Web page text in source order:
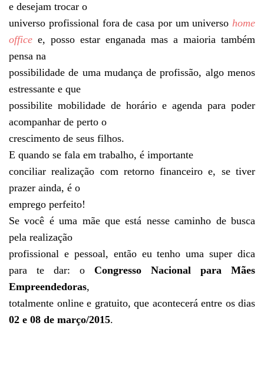
e desejam trocar o
universo profissional fora de casa por um universo home
office e, posso estar enganada mas a maioria também
pensa na
possibilidade de uma mudança de profissão, algo menos
estressante e que
possibilite mobilidade de horário e agenda para poder
acompanhar de perto o
crescimento de seus filhos.
E quando se fala em trabalho, é importante
conciliar realização com retorno financeiro e, se tiver
prazer ainda, é o
emprego perfeito!
Se você é uma mãe que está nesse caminho de busca
pela realização
profissional e pessoal, então eu tenho uma super dica
para te dar: o Congresso Nacional para Mães
Empreendedoras,
totalmente online e gratuito, que acontecerá entre os dias
02 e 08 de março/2015.